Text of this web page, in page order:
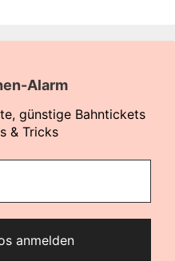
Alarm
günstige Bahntickets
& Tricks